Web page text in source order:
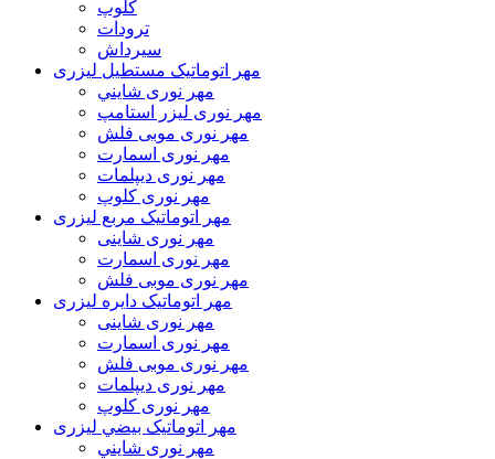
کلوپ
ترودات
سیرداش
مهر اتوماتیک مستطیل لیزری
مهر نوری شايني
مهر نوری لیزر استامپ
مهر نوری موبی فلش
مهر نوری اسمارت
مهر نوری ديپلمات
مهر نوری کلوپ
مهر اتوماتیک مربع لیزری
مهر نوری شاینی
مهر نوری اسمارت
مهر نوری موبی فلش
مهر اتوماتیک دايره لیزری
مهر نوری شاینی
مهر نوری اسمارت
مهر نوری موبی فلش
مهر نوری دیپلمات
مهر نوری کلوپ
مهر اتوماتیک بيضي لیزری
مهر نوری شايني